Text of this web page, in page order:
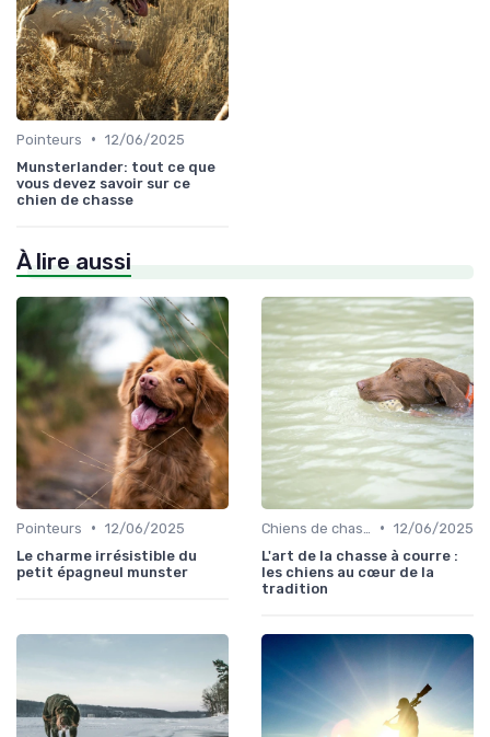
Pointeurs • 12/06/2025
Munsterlander: tout ce que
vous devez savoir sur ce
chien de chasse
À lire aussi
Pointeurs • 12/06/2025
Le charme irrésistible du
petit épagneul munster
• 12/06/2025
L'art de la chasse à courre :
les chiens au cœur de la
tradition